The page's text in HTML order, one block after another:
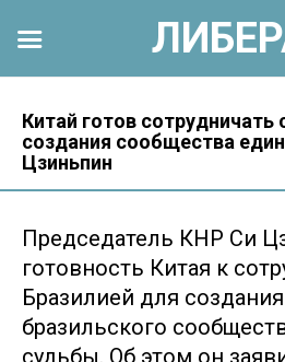
контенту
Китай готов сотрудничать
создания сообщества
Цзиньпин
Председатель КНР Си
готовность Китая к
Бразилией для
бразильского
судьбы. Об этом он